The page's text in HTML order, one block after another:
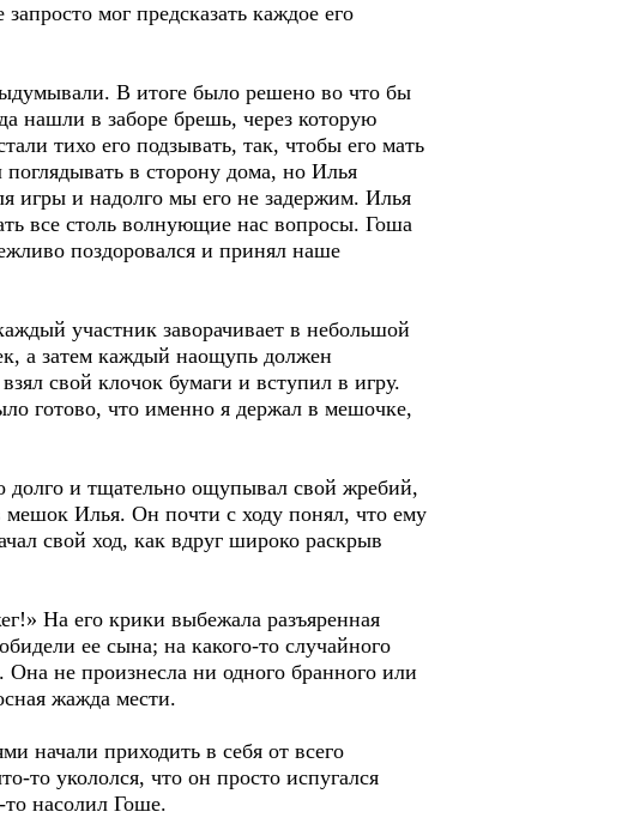
мог предсказать каждое его
В итоге было решено во что бы
нашли в заборе брешь, через которую
тихо его подзывать, так, чтобы его мать
в сторону дома, но Илья
игры и надолго мы его не задержим. Илья
все столь волнующие нас вопросы. Гоша
поздоровался и принял наше
участник заворачивает в небольшой
а затем каждый наощупь должен
свой клочок бумаги и вступил в игру.
готово, что именно я держал в мешочке,
и тщательно ощупывал свой жребий,
Илья. Он почти с ходу понял, что ему
свой ход, как вдруг широко раскрыв
На его крики выбежала разъяренная
ее сына; на какого-то случайного
не произнесла ни одного бранного или
жажда мести.
начали приходить в себя от всего
то укололся, что он просто испугался
насолил Гоше.